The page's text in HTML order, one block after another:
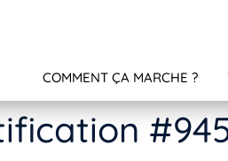
COMMENT ÇA MARCHE ?